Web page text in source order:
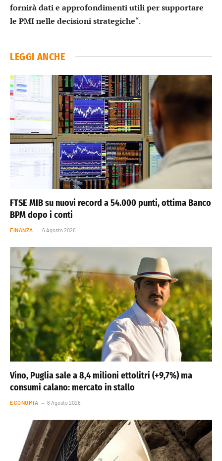
fornirà dati e approfondimenti utili per supportare
le PMI nelle decisioni strategiche“.
LEGGI ANCHE
FTSE MIB su nuovi record a 54.000 punti, ottima Banco
BPM dopo i conti
FINANZA 6 Agosto 2026
Vino, Puglia sale a 8,4 milioni ettolitri (+9,7%) ma
consumi calano: mercato in stallo
ECONOMIA 6 Agosto 2026